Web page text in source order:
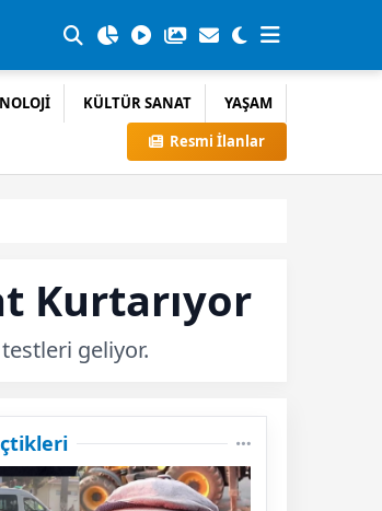
KÜLTÜR SANAT
YAŞAM
Resmi İlanlar
Kurtarıyor
geliyor.